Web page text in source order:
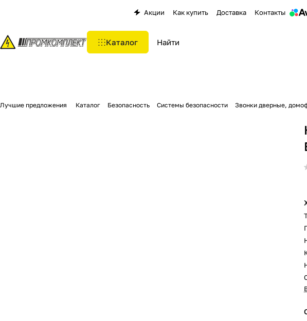
Акции Как купить Доставка Контакты
Каталог
Лучшие предложения Каталог Безопасность Системы безопасности Звонки дверные,